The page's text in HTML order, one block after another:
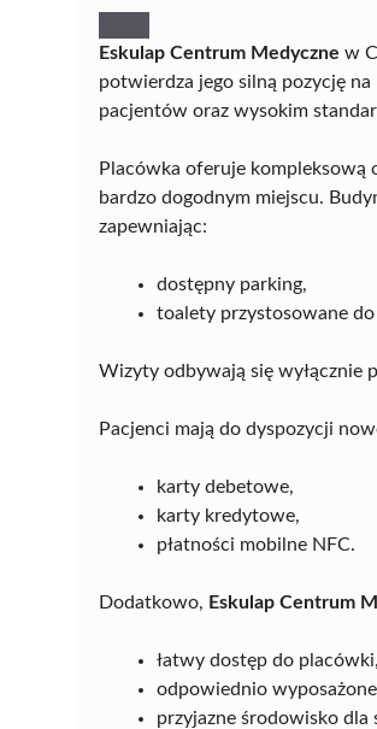
Eskulap Centrum Medyczne w
potwierdza jego silną pozycję na
pacjentów oraz wysokim
Placówka oferuje kompleksową
bardzo dogodnym miejscu.
zapewniając:
dostępny parking,
toalety przystosowane
Wizyty odbywają się wyłącznie
Pacjenci mają do dyspozycji
karty debetowe,
karty kredytowe,
płatności mobilne NFC.
Dodatkowo, Eskulap Centrum
łatwy dostęp do placówki,
odpowiednio
przyjazne środowisko dla